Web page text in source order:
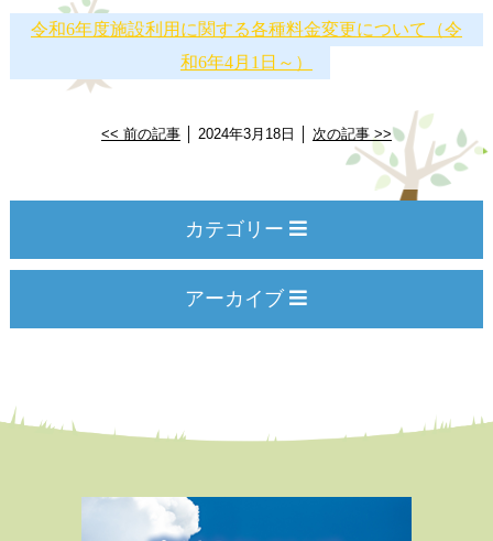
令和6年度施設利用に関する各種料金変更について（令
和6年4月1日～）
<< 前の記事│ 2024年3月18日 │ 次の記事 >>
カテゴリー
アーカイブ